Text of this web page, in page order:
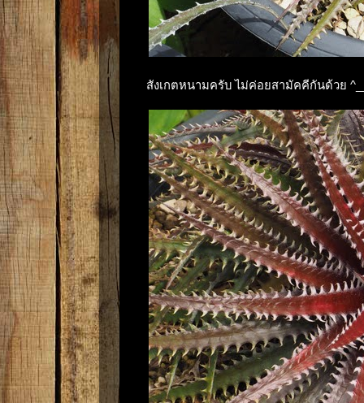
สังเกตหนามครับ ไม่ค่อยสามัคคีกันด้วย